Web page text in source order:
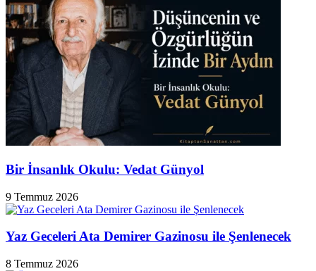
Bir İnsanlık Okulu: Vedat Günyol
9 Temmuz 2026
Yaz Geceleri Ata Demirer Gazinosu ile Şenlenecek
8 Temmuz 2026